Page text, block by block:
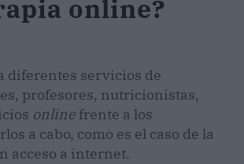
online?
diferentes servicios de
profesores, nutricionistas,
online frente a los
a cabo, como es el caso de la
acceso a internet.